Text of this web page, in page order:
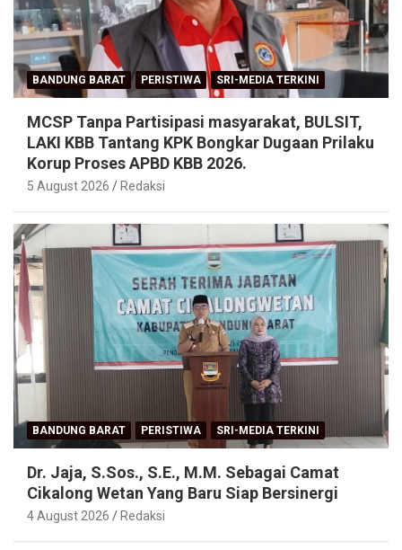
BANDUNG BARAT PERISTIWA SRI-MEDIA TERKINI
MCSP Tanpa Partisipasi masyarakat, BULSIT,
LAKI KBB Tantang KPK Bongkar Dugaan Prilaku
Korup Proses APBD KBB 2026.
5 August 2026 Redaksi
BANDUNG BARAT PERISTIWA SRI-MEDIA TERKINI
Dr. Jaja, S.Sos., S.E., M.M. Sebagai Camat
Cikalong Wetan Yang Baru Siap Bersinergi
4 August 2026 Redaksi